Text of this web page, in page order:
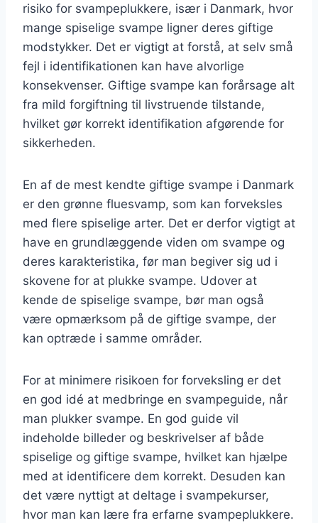
risiko for svampeplukkere, især i Danmark, hvor
mange spiselige svampe ligner deres giftige
modstykker. Det er vigtigt at forstå, at selv små
fejl i identifikationen kan have alvorlige
konsekvenser. Giftige svampe kan forårsage alt
fra mild forgiftning til livstruende tilstande,
hvilket gør korrekt identifikation afgørende for
sikkerheden.
En af de mest kendte giftige svampe i Danmark
er den grønne fluesvamp, som kan forveksles
med flere spiselige arter. Det er derfor vigtigt at
have en grundlæggende viden om svampe og
deres karakteristika, før man begiver sig ud i
skovene for at plukke svampe. Udover at
kende de spiselige svampe, bør man også
være opmærksom på de giftige svampe, der
kan optræde i samme områder.
For at minimere risikoen for forveksling er det
en god idé at medbringe en svampeguide, når
man plukker svampe. En god guide vil
indeholde billeder og beskrivelser af både
spiselige og giftige svampe, hvilket kan hjælpe
med at identificere dem korrekt. Desuden kan
det være nyttigt at deltage i svampekurser,
hvor man kan lære fra erfarne svampeplukkere.